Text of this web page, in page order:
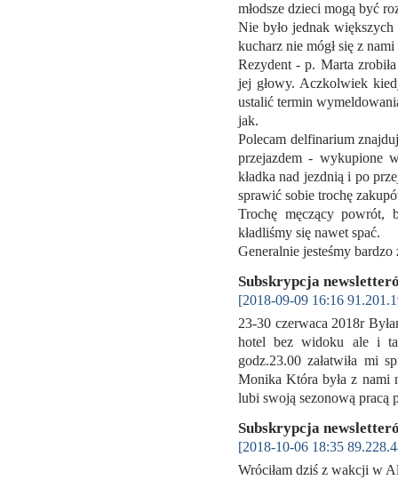
młodsze dzieci mogą być
Nie było jednak większych
kucharz nie mógł się z nami
Rezydent - p. Marta
jej głowy. Aczkolwiek
ustalić termin
jak.
Polecam delfinarium
przejazdem - wykupione
kładka nad jezdnią i po
sprawić sobie trochę
Trochę męczący
kładliśmy się nawet spać.
Generalnie jesteśmy
Subskrypcja
[2018-09-09 16:16
23-30 czerwaca 2018r
hotel bez widoku ale i
godz.23.00 załatwiła mi
Monika Która była z nami
lubi swoją sezonową pracą
Subskrypcja
[2018-10-06 18:35
Wróciłam dziś z wakcji w